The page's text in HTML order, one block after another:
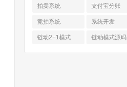
拍卖系统 支付宝分账
竞拍系统 系统开发
链动2+1模式 链动模式源码